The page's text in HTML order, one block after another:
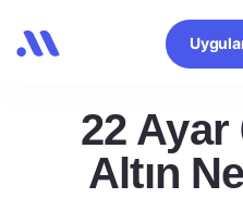
22 Ayar
Altın